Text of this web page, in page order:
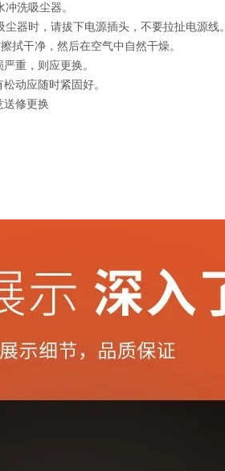
洗吸尘器。
器时，请拔下电源插头，不要拉扯电源线。
拭干净，然后在空气中自然干燥。
重，则应更换。
动应随时紧固好。
送修更换